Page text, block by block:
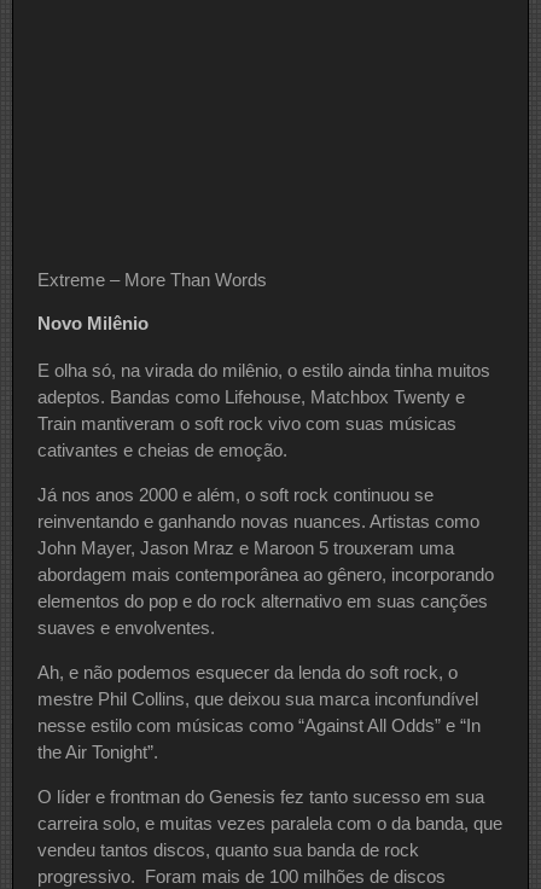
Extreme – More Than Words
Novo Milênio
E olha só, na virada do milênio, o estilo ainda tinha muitos
adeptos. Bandas como Lifehouse, Matchbox Twenty e
Train mantiveram o soft rock vivo com suas músicas
cativantes e cheias de emoção.
Já nos anos 2000 e além, o soft rock continuou se
reinventando e ganhando novas nuances. Artistas como
John Mayer, Jason Mraz e Maroon 5 trouxeram uma
abordagem mais contemporânea ao gênero, incorporando
elementos do pop e do rock alternativo em suas canções
suaves e envolventes.
Ah, e não podemos esquecer da lenda do soft rock, o
mestre Phil Collins, que deixou sua marca inconfundível
nesse estilo com músicas como “Against All Odds” e “In
the Air Tonight”.
O líder e frontman do Genesis fez tanto sucesso em sua
carreira solo, e muitas vezes paralela com o da banda, que
vendeu tantos discos, quanto sua banda de rock
progressivo. Foram mais de 100 milhões de discos